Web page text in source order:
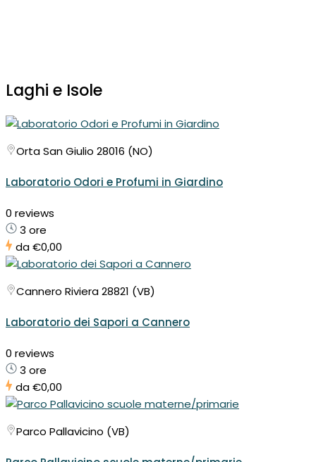
Laghi e Isole
Orta San Giulio 28016 (NO)
Laboratorio Odori e Profumi in Giardino
0 reviews
3 ore
da€0,00
Cannero Riviera 28821 (VB)
Laboratorio dei Sapori a Cannero
0 reviews
3 ore
da€0,00
Parco Pallavicino (VB)